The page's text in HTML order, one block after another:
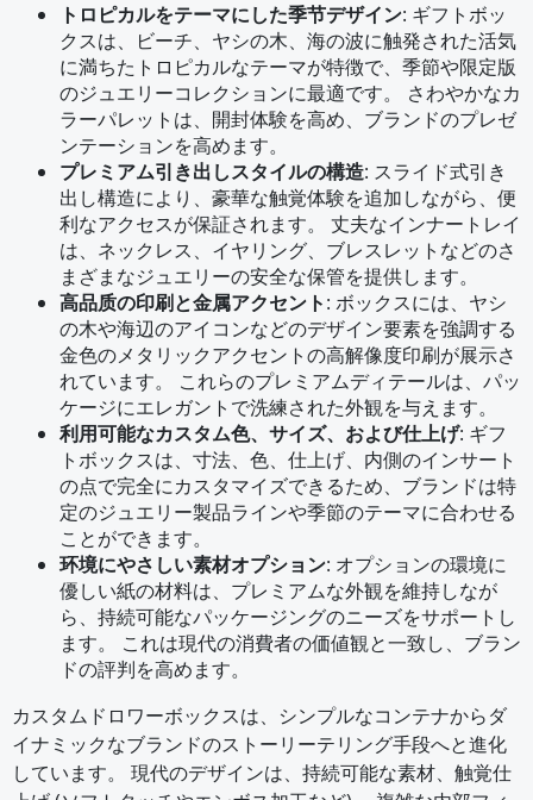
トロピカルをテーマにした季节デザイン: ギフトボッ
クスは、ビーチ、ヤシの木、海の波に触発された活気
に満ちたトロピカルなテーマが特徴で、季節や限定版
のジュエリーコレクションに最適です。 さわやかなカ
ラーパレットは、開封体験を高め、ブランドのプレゼ
ンテーションを高めます。
プレミアム引き出しスタイルの構造: スライド式引き
出し構造により、豪華な触覚体験を追加しながら、便
利なアクセスが保証されます。 丈夫なインナートレイ
は、ネックレス、イヤリング、ブレスレットなどのさ
まざまなジュエリーの安全な保管を提供します。
高品质の印刷と金属アクセント: ボックスには、ヤシ
の木や海辺のアイコンなどのデザイン要素を強調する
金色のメタリックアクセントの高解像度印刷が展示さ
れています。 これらのプレミアムディテールは、パッ
ケージにエレガントで洗練された外観を与えます。
利用可能なカスタム色、サイズ、および仕上げ: ギフ
トボックスは、寸法、色、仕上げ、内側のインサート
の点で完全にカスタマイズできるため、ブランドは特
定のジュエリー製品ラインや季節のテーマに合わせる
ことができます。
环境にやさしい素材オプション: オプションの環境に
優しい紙の材料は、プレミアムな外観を維持しなが
ら、持続可能なパッケージングのニーズをサポートし
ます。 これは現代の消費者の価値観と一致し、ブラン
ドの評判を高めます。
カスタムドロワーボックスは、シンプルなコンテナからダ
イナミックなブランドのストーリーテリング手段へと進化
しています。 現代のデザインは、持続可能な素材、触覚仕